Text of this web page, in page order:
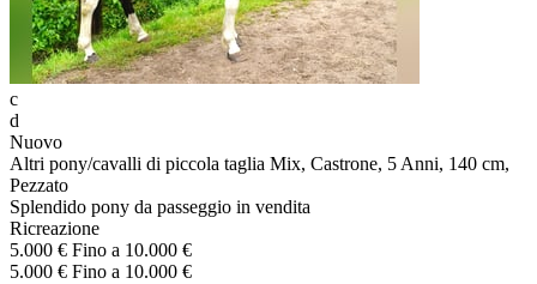
c
d
Nuovo
Altri pony/cavalli di piccola taglia Mix, Castrone, 5 Anni, 140 cm,
Pezzato
Splendido pony da passeggio in vendita
Ricreazione
5.000 € Fino a 10.000 €
5.000 € Fino a 10.000 €